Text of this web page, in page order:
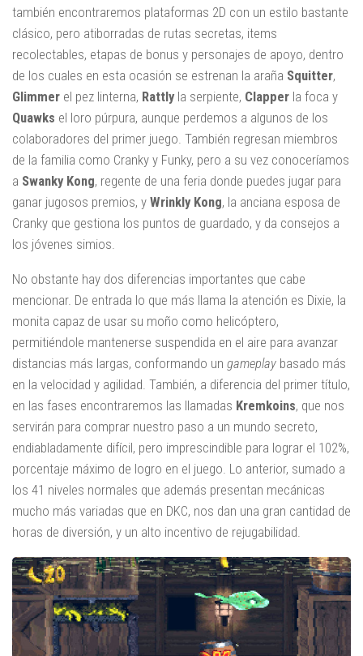
también encontraremos plataformas 2D con un estilo bastante
clásico, pero atiborradas de rutas secretas, items
recolectables, etapas de bonus y personajes de apoyo, dentro
de los cuales en esta ocasión se estrenan la araña Squitter,
Glimmer el pez linterna, Rattly la serpiente, Clapper la foca y
Quawks el loro púrpura, aunque perdemos a algunos de los
colaboradores del primer juego. También regresan miembros
de la familia como Cranky y Funky, pero a su vez conoceríamos
a Swanky Kong, regente de una feria donde puedes jugar para
ganar jugosos premios, y Wrinkly Kong, la anciana esposa de
Cranky que gestiona los puntos de guardado, y da consejos a
los jóvenes simios.
No obstante hay dos diferencias importantes que cabe
mencionar. De entrada lo que más llama la atención es Dixie, la
monita capaz de usar su moño como helicóptero,
permitiéndole mantenerse suspendida en el aire para avanzar
distancias más largas, conformando un gameplay basado más
en la velocidad y agilidad. También, a diferencia del primer título,
en las fases encontraremos las llamadas Kremkoins, que nos
servirán para comprar nuestro paso a un mundo secreto,
endiabladamente difícil, pero imprescindible para lograr el 102%,
porcentaje máximo de logro en el juego. Lo anterior, sumado a
los 41 niveles normales que además presentan mecánicas
mucho más variadas que en DKC, nos dan una gran cantidad de
horas de diversión, y un alto incentivo de rejugabilidad.